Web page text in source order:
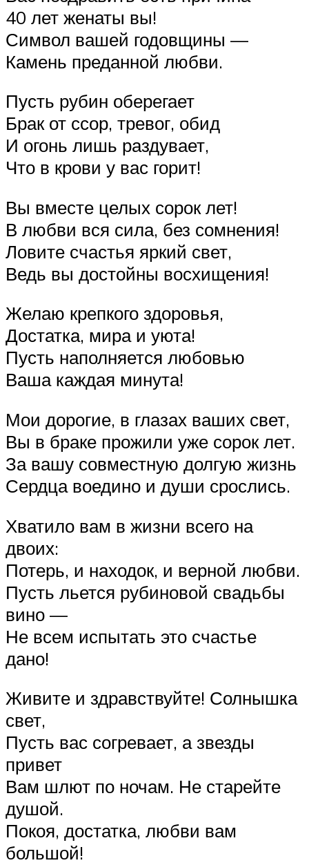
40 лет женаты вы!
Символ вашей годовщины —
Камень преданной любви.
Пусть рубин оберегает
Брак от ссор, тревог, обид
И огонь лишь раздувает,
Что в крови у вас горит!
Вы вместе целых сорок лет!
В любви вся сила, без сомнения!
Ловите счастья яркий свет,
Ведь вы достойны восхищения!
Желаю крепкого здоровья,
Достатка, мира и уюта!
Пусть наполняется любовью
Ваша каждая минута!
Мои дорогие, в глазах ваших свет,
Вы в браке прожили уже сорок лет.
За вашу совместную долгую жизнь
Сердца воедино и души срослись.
Хватило вам в жизни всего на
двоих:
Потерь, и находок, и верной любви.
Пусть льется рубиновой свадьбы
вино —
Не всем испытать это счастье
дано!
Живите и здравствуйте! Солнышка
свет,
Пусть вас согревает, а звезды
привет
Вам шлют по ночам. Не старейте
душой.
Покоя, достатка, любви вам
большой!